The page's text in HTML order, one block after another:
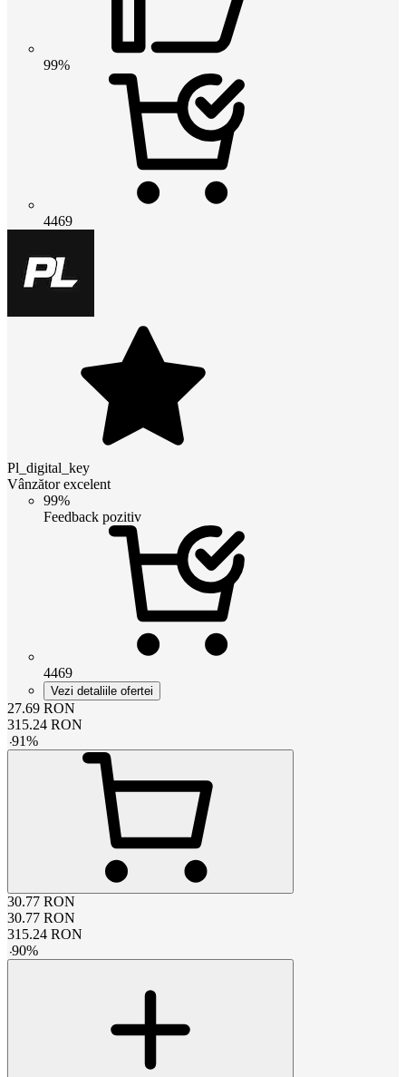
99%
4469
Pl_digital_key
Vânzător excelent
99%
Feedback pozitiv
4469
Vezi detaliile ofertei
27.69 RON
315.24 RON
-91%
30.77 RON
30.77 RON
315.24 RON
-90%